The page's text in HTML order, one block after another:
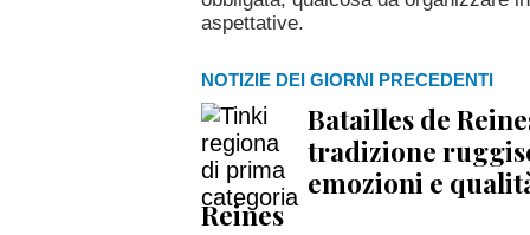
aspettative.
NOTIZIE DEI GIORNI PRECEDENTI
Batailles de
tradizione
emozioni e
Reines